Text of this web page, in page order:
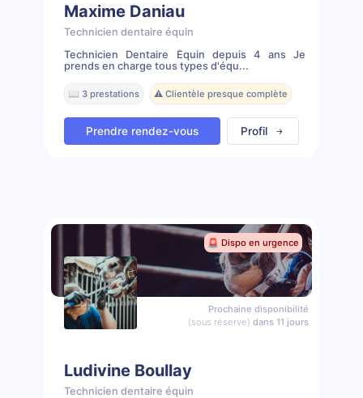
Maxime Daniau
Technicien dentaire équin
Technicien Dentaire Équin depuis 4 ans Je
prends en charge tous types d'équ...
📖 3 prestations ⚠️ Clientèle presque complète
Prendre rendez-vous Profil
🚨 Dispo en urgence
Prochaine disponibilité
(sous réserve) dans 11 jours
Ludivine Boullay
Technicien dentaire équin